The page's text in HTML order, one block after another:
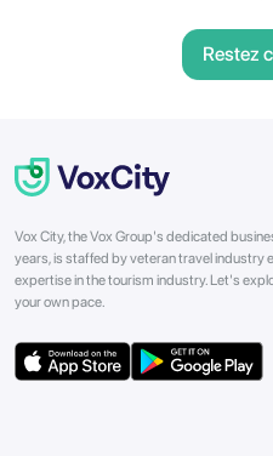
Restez
Vox City, the Vox Group's dedicated
years, is staffed by veteran travel industry
expertise in the tourism industry. Let's
your own pace.